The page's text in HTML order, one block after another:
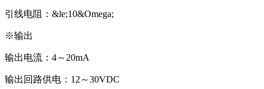
引线电阻：&le;10&Omega;
※输出
输出电流：4～20mA
输出回路供电：12～30VDC